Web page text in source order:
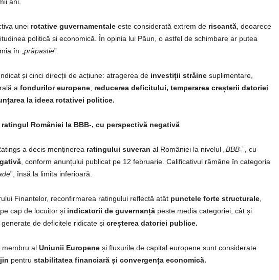
unei rotative guvernamentaleeste considerată extrem de riscantă, deoarece
politică și economică. În opinia lui Păun, o astfel de schimbare ar putea
în „ prăpastie”.
și cinci direcții de acțiune: atragerea de investiții străine suplimentare,
a fondurilor europene, reducerea deficitului, temperarea creșterii datoriei
la ideea rotativei politice.
României la BBB-, cu perspectivă negativă
a decis menținerea ratingului suveran al României la nivelul „ BBB-”, cu
, conform anunțului publicat pe 12 februarie. Calificativul rămâne în categoria
”, însă la limita inferioară.
Finanțelor, reconfirmarea ratingului reflectă atât punctele forte structurale,
cap de locuitor și indicatorii de guvernanță peste media categoriei, cât și
de deficitele ridicate și creșterea datoriei publice.
membru al Uniunii Europene și fluxurile de capital europene sunt considerate
pentru stabilitatea financiară și convergența economică.